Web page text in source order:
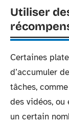
Utiliser
Certaines
d’accumuler
tâches,
des vidéos, ou
un certain